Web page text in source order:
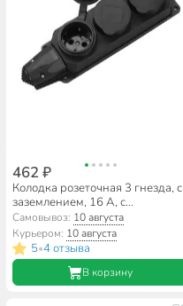
462 ₽
Колодка розеточная 3 гнезда, с
заземлением, 16 А, с
защитными шторками, IP44,
General Lighting Systems,
470028
Самовывоз: 10 августа
Курьером: 10 августа
5•4 отзыва
В корзину